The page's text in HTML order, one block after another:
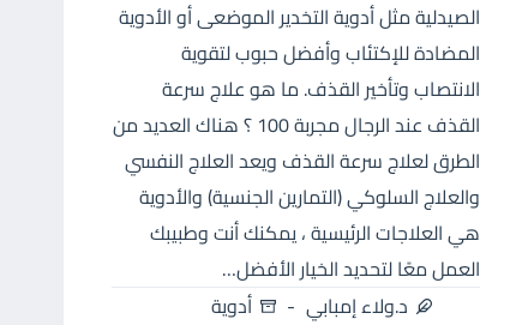
الصيدلية مثل أدوية التخدير الموضعى أو الأدوية
المضادة للإكتئاب وأفضل حبوب لتقوية
الانتصاب وتأخير القذف. ما هو علاج سرعة
القذف عند الرجال مجربة 100 ؟ هناك العديد من
الطرق لعلاج سرعة القذف ويعد العلاج النفسي
والعلاج السلوكي (التمارين الجنسية) والأدوية
هي العلاجات الرئيسية ، يمكنك أنت وطبيبك
العمل معًا لتحديد الخيار الأفضل…
د.ولاء إمبابي
أدوية